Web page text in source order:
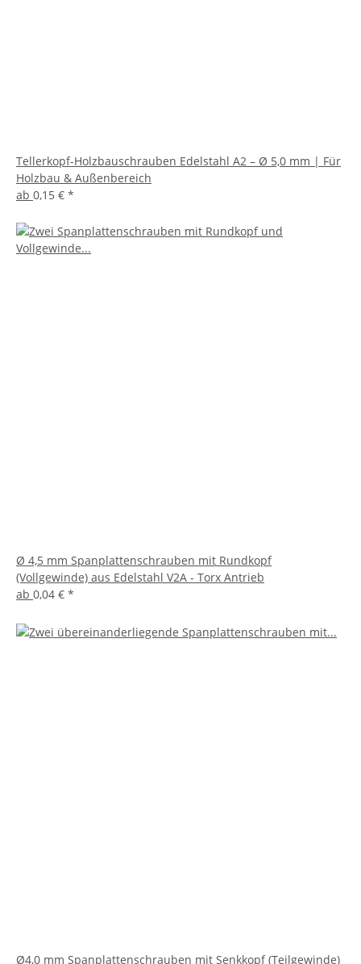
Tellerkopf-Holzbauschrauben Edelstahl A2 – Ø 5,0 mm | Für
Holzbau & Außenbereich
ab 0,15 € *
Ø 4,5 mm Spanplattenschrauben mit Rundkopf
(Vollgewinde) aus Edelstahl V2A - Torx Antrieb
ab 0,04 € *
Ø4,0 mm Spanplattenschrauben mit Senkkopf (Teilgewinde)